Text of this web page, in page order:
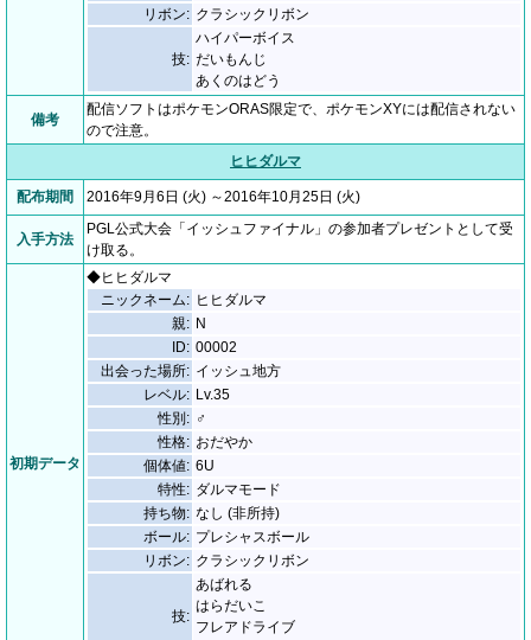
リボン: クラシックリボン
技:
ハイパーボイス
だいもんじ
あくのはどう
備考
配信ソフトはポケモンORAS限定で、ポケモンXYには配信されない
ので注意。
ヒヒダルマ
配布期間 2016年9月6日 (火) ～2016年10月25日 (火)
入手方法
PGL公式大会「イッシュファイナル」の参加者プレゼントとして受
け取る。
初期データ
◆ヒヒダルマ
ニックネーム: ヒヒダルマ
親: N
ID: 00002
出会った場所: イッシュ地方
レベル: Lv.35
性別: ♂
性格: おだやか
個体値: 6U
特性: ダルマモード
持ち物: なし (非所持)
ボール: プレシャスボール
リボン: クラシックリボン
技:
あばれる
はらだいこ
フレアドライブ